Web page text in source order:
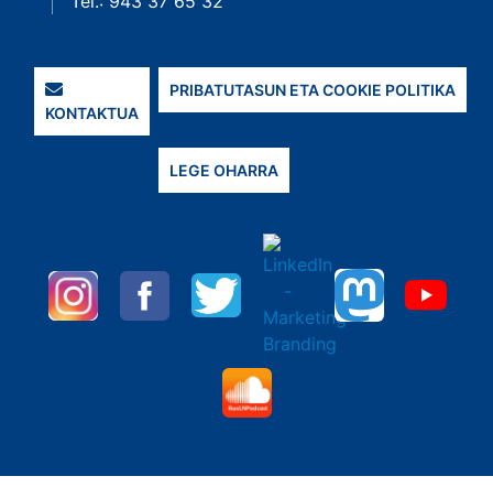
KONTAKTUA
PRIBATUTASUN ETA COOKIE POLITIKA
LEGE OHARRA